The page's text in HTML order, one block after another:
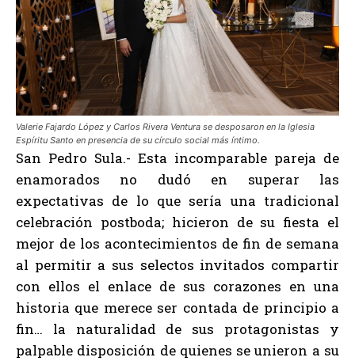
Valerie Fajardo López y Carlos Rivera Ventura se desposaron en la Iglesia
Espíritu Santo en presencia de su círculo social más íntimo.
San Pedro Sula.- Esta incomparable pareja de
enamorados no dudó en superar las
expectativas de lo que sería una tradicional
celebración postboda; hicieron de su fiesta el
mejor de los acontecimientos de fin de semana
al permitir a sus selectos invitados compartir
con ellos el enlace de sus corazones en una
historia que merece ser contada de principio a
fin… la naturalidad de sus protagonistas y
palpable disposición de quienes se unieron a su